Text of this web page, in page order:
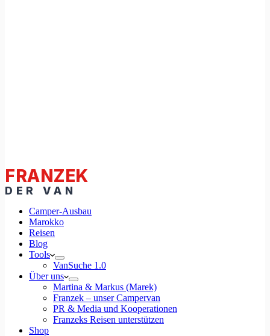
Camper-Ausbau
Marokko
Reisen
Blog
Tools
VanSuche 1.0
Über uns
Martina & Markus (Marek)
Franzek – unser Campervan
PR & Media und Kooperationen
Franzeks Reisen unterstützen
Shop